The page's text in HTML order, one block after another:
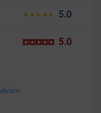
5.0
5.0